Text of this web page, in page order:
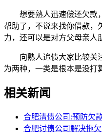
想要熟人迅速偿还欠款，
帮助了，不说来找你借款，
力，还可以是对方父母亲人
向熟人追债大家比较关注
为两种，一类是根本是没打
相关新闻
合肥清债公司:预防欠
合肥讨债公司解决拖